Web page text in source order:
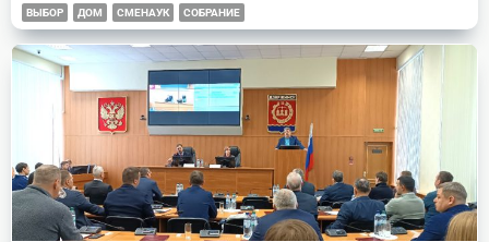
ВЫБОР ДОМ СМЕНАУК СОБРАНИЕ